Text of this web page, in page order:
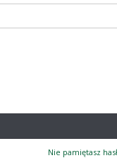
Nie pamiętasz